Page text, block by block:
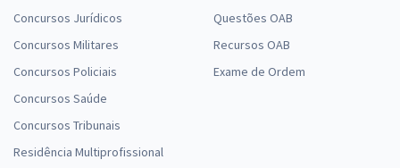
Concursos Jurídicos
Concursos Militares
Concursos Policiais
Concursos Saúde
Concursos Tribunais
Residência Multiprofissional
Questões OAB
Recursos OAB
Exame de Ordem